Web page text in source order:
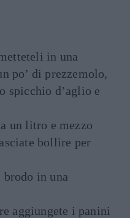
in una
po’ di prezzemolo,
spicchio d’aglio e
un litro e mezzo
bollire per
in una
aggiungete i panini